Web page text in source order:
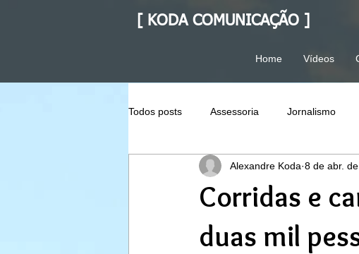
[ KODA COMUNICAÇÃO ]
Home Vídeos
Todos posts Assessoria Jornalismo
Corridas e
duas mil
Alexandre Koda 8 de abr.